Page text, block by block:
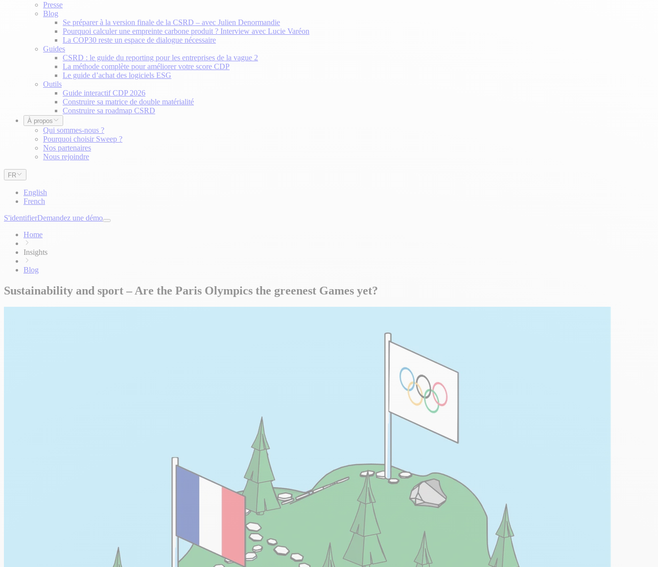
Presse
Blog
Se préparer à la version finale de la CSRD – avec Julien Denormandie
Pourquoi calculer une empreinte carbone produit ? Interview avec Lucie Varéon
La COP30 reste un espace de dialogue nécessaire
Guides
CSRD : le guide du reporting pour les entreprises de la vague 2
La méthode complète pour améliorer votre score CDP
Le guide d’achat des logiciels ESG
Outils
Guide interactif CDP 2026
Construire sa matrice de double matérialité
Construire sa roadmap CSRD
À propos
Qui sommes-nous ?
Pourquoi choisir Sweep ?
Nos partenaires
Nous rejoindre
FR
English
French
S'identifierDemandez une démo
Home
Insights
Blog
Sustainability and sport – Are the Paris Olympics the greenest Games yet?